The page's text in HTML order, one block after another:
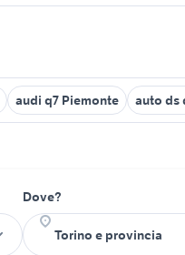
audi q7 Piemonte auto ds
Dove?